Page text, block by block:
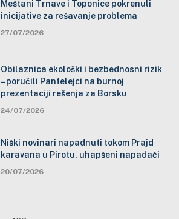
Meštani Trnave i Toponice pokrenuli
inicijative za rešavanje problema
27/07/2026
Obilaznica ekološki i bezbednosni rizik
– poručili Pantelejci na burnoj
prezentaciji rešenja za Borsku
24/07/2026
Niški novinari napadnuti tokom Prajd
karavana u Pirotu, uhapšeni napadači
20/07/2026